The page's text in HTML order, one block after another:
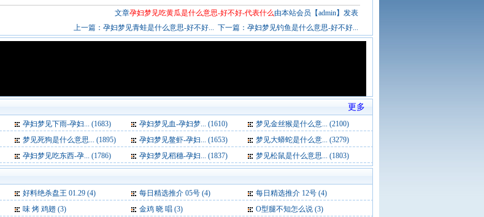
文章孕妇梦见吃黄瓜是什么意思-好不好-代表什么由本站会员【admin】发表
上一篇： 孕妇梦见青蛙是什么意思-好不好... 下一篇： 孕妇梦见钓鱼是什么意思-好不好...
更多
孕妇梦见下雨-孕妇... (1683) 孕妇梦见血-孕妇梦... (1610)
梦见金丝猴是什么意... (2100)
梦见死狗是什么意思... (1895) 孕妇梦见鳌虾-孕妇... (1653)
梦见大蟒蛇是什么意... (3279)
孕妇梦见吃东西-孕... (1786) 孕妇梦见稻穗-孕妇... (1837) 梦见松鼠是什么意思... (1803)
好料绝杀盘王 01.29 (4) 每日精选推介 05号 (4)
每日精选推介 12号 (4)
味 烤 鸡翅 (3) 金鸡 晓 唱 (3)
O型腿不知怎么说 (3)